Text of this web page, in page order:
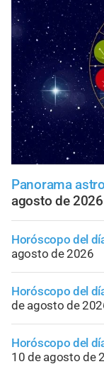
Panorama
agosto de 2026
Horóscopo del
agosto de 2026
Horóscopo del
de agosto de
Horóscopo del
10 de agosto de